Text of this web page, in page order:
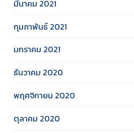
มีนาคม 2021
กุมภาพันธ์ 2021
มกราคม 2021
ธันวาคม 2020
พฤศจิกายน 2020
ตุลาคม 2020